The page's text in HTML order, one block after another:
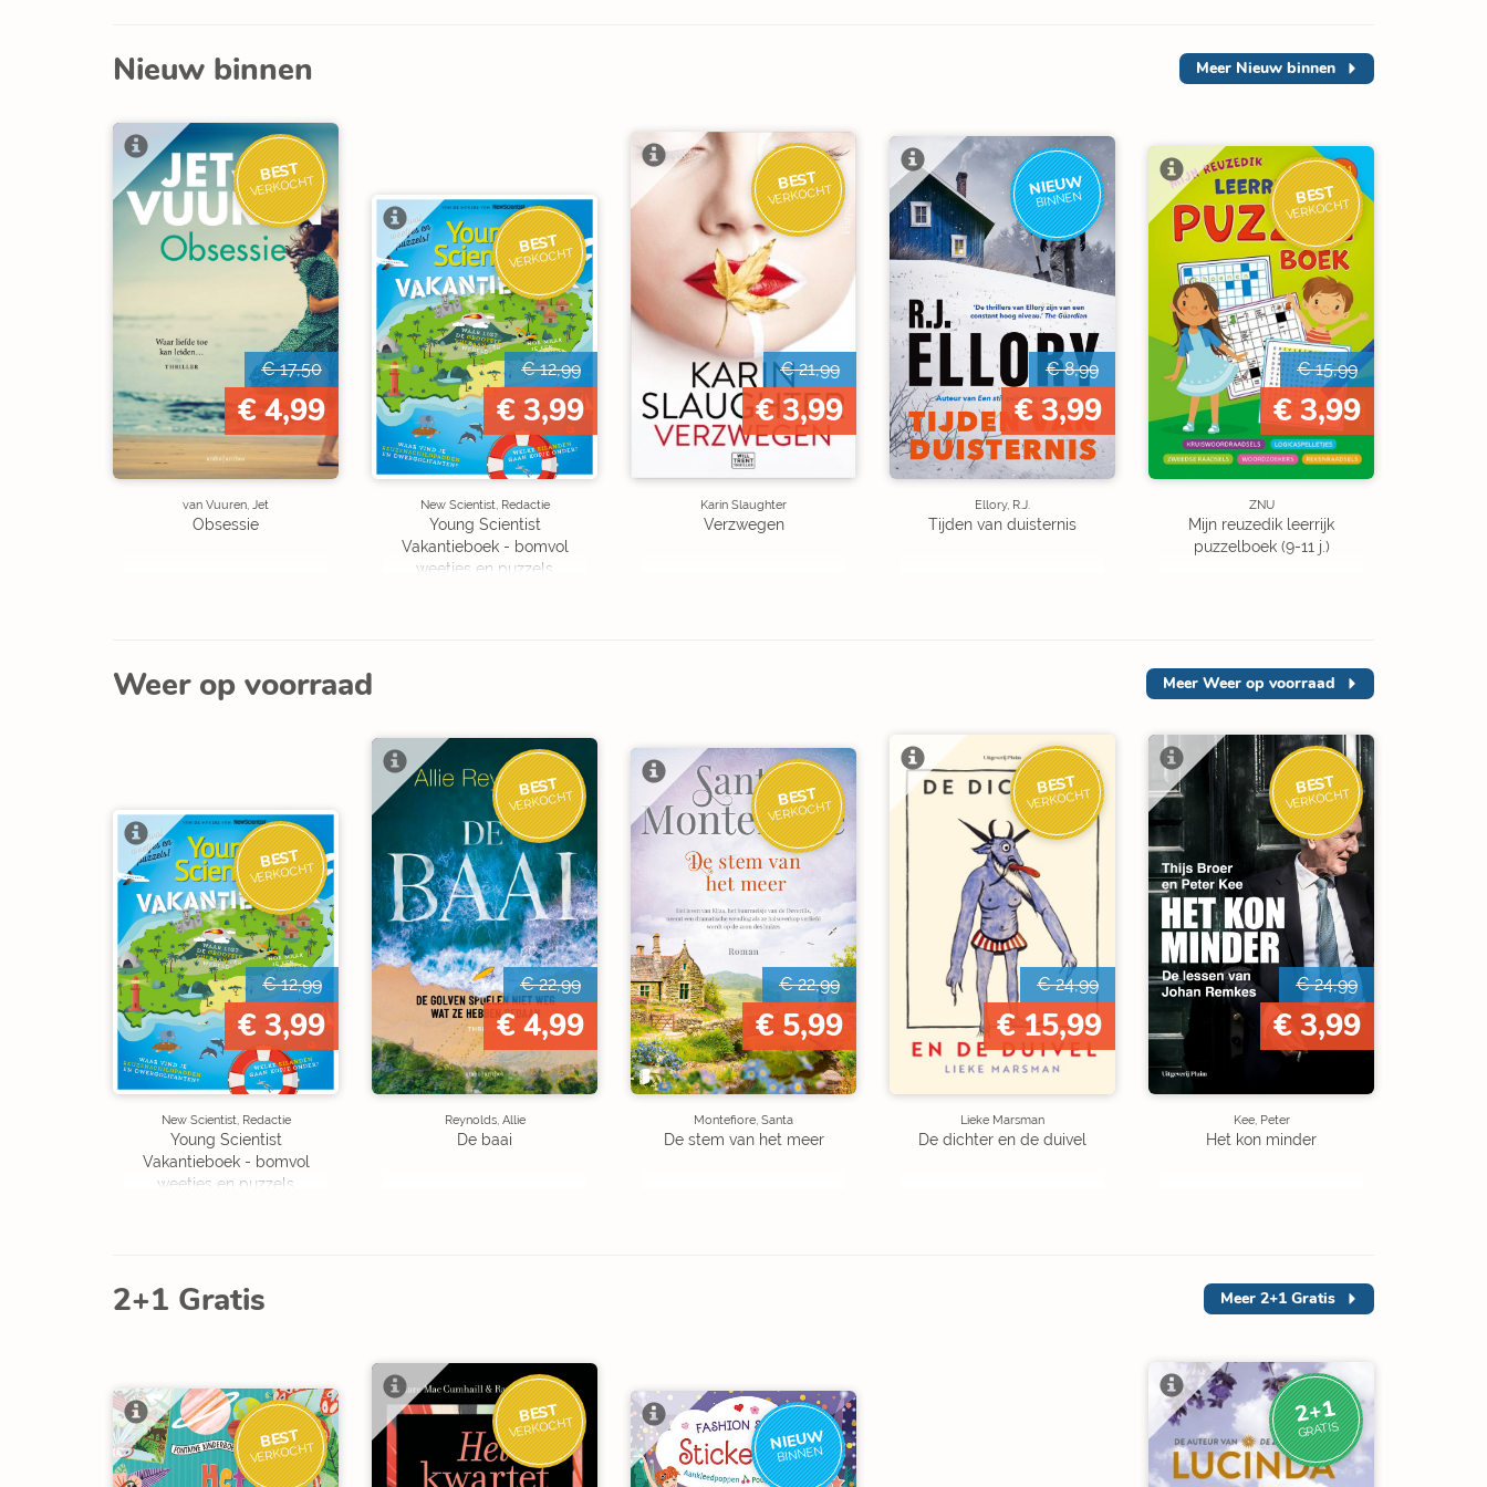
Nieuw binnen Meer Nieuw binnen
BEST
VERKOCHT
€ 17,50
€ 4,99
van Vuuren, Jet
Obsessie
BEST
VERKOCHT
€ 12,99
€ 3,99
New Scientist, Redactie
Young Scientist
Vakantieboek - bomvol
weetjes en puzzels
BEST
VERKOCHT
€ 21,99
€ 3,99
Karin Slaughter
Verzwegen
NIEUW
BINNEN
€ 8,99
€ 3,99
Ellory, R.J.
Tijden van duisternis
BEST
VERKOCHT
€ 15,99
€ 3,99
ZNU
Mijn reuzedik leerrijk
puzzelboek (9-11 j.)
Weer op voorraad Meer Weer op voorraad
BEST
VERKOCHT
€ 12,99
€ 3,99
New Scientist, Redactie
Young Scientist
Vakantieboek - bomvol
weetjes en puzzels
BEST
VERKOCHT
€ 22,99
€ 4,99
Reynolds, Allie
De baai
BEST
VERKOCHT
€ 22,99
€ 5,99
Montefiore, Santa
De stem van het meer
BEST
VERKOCHT
€ 24,99
€ 15,99
Lieke Marsman
De dichter en de duivel
BEST
VERKOCHT
€ 24,99
€ 3,99
Kee, Peter
Het kon minder
2+1 Gratis Meer 2+1 Gratis
BEST
VERKOCHT
BEST
VERKOCHT NIEUW
BINNEN
2+1
GRATIS